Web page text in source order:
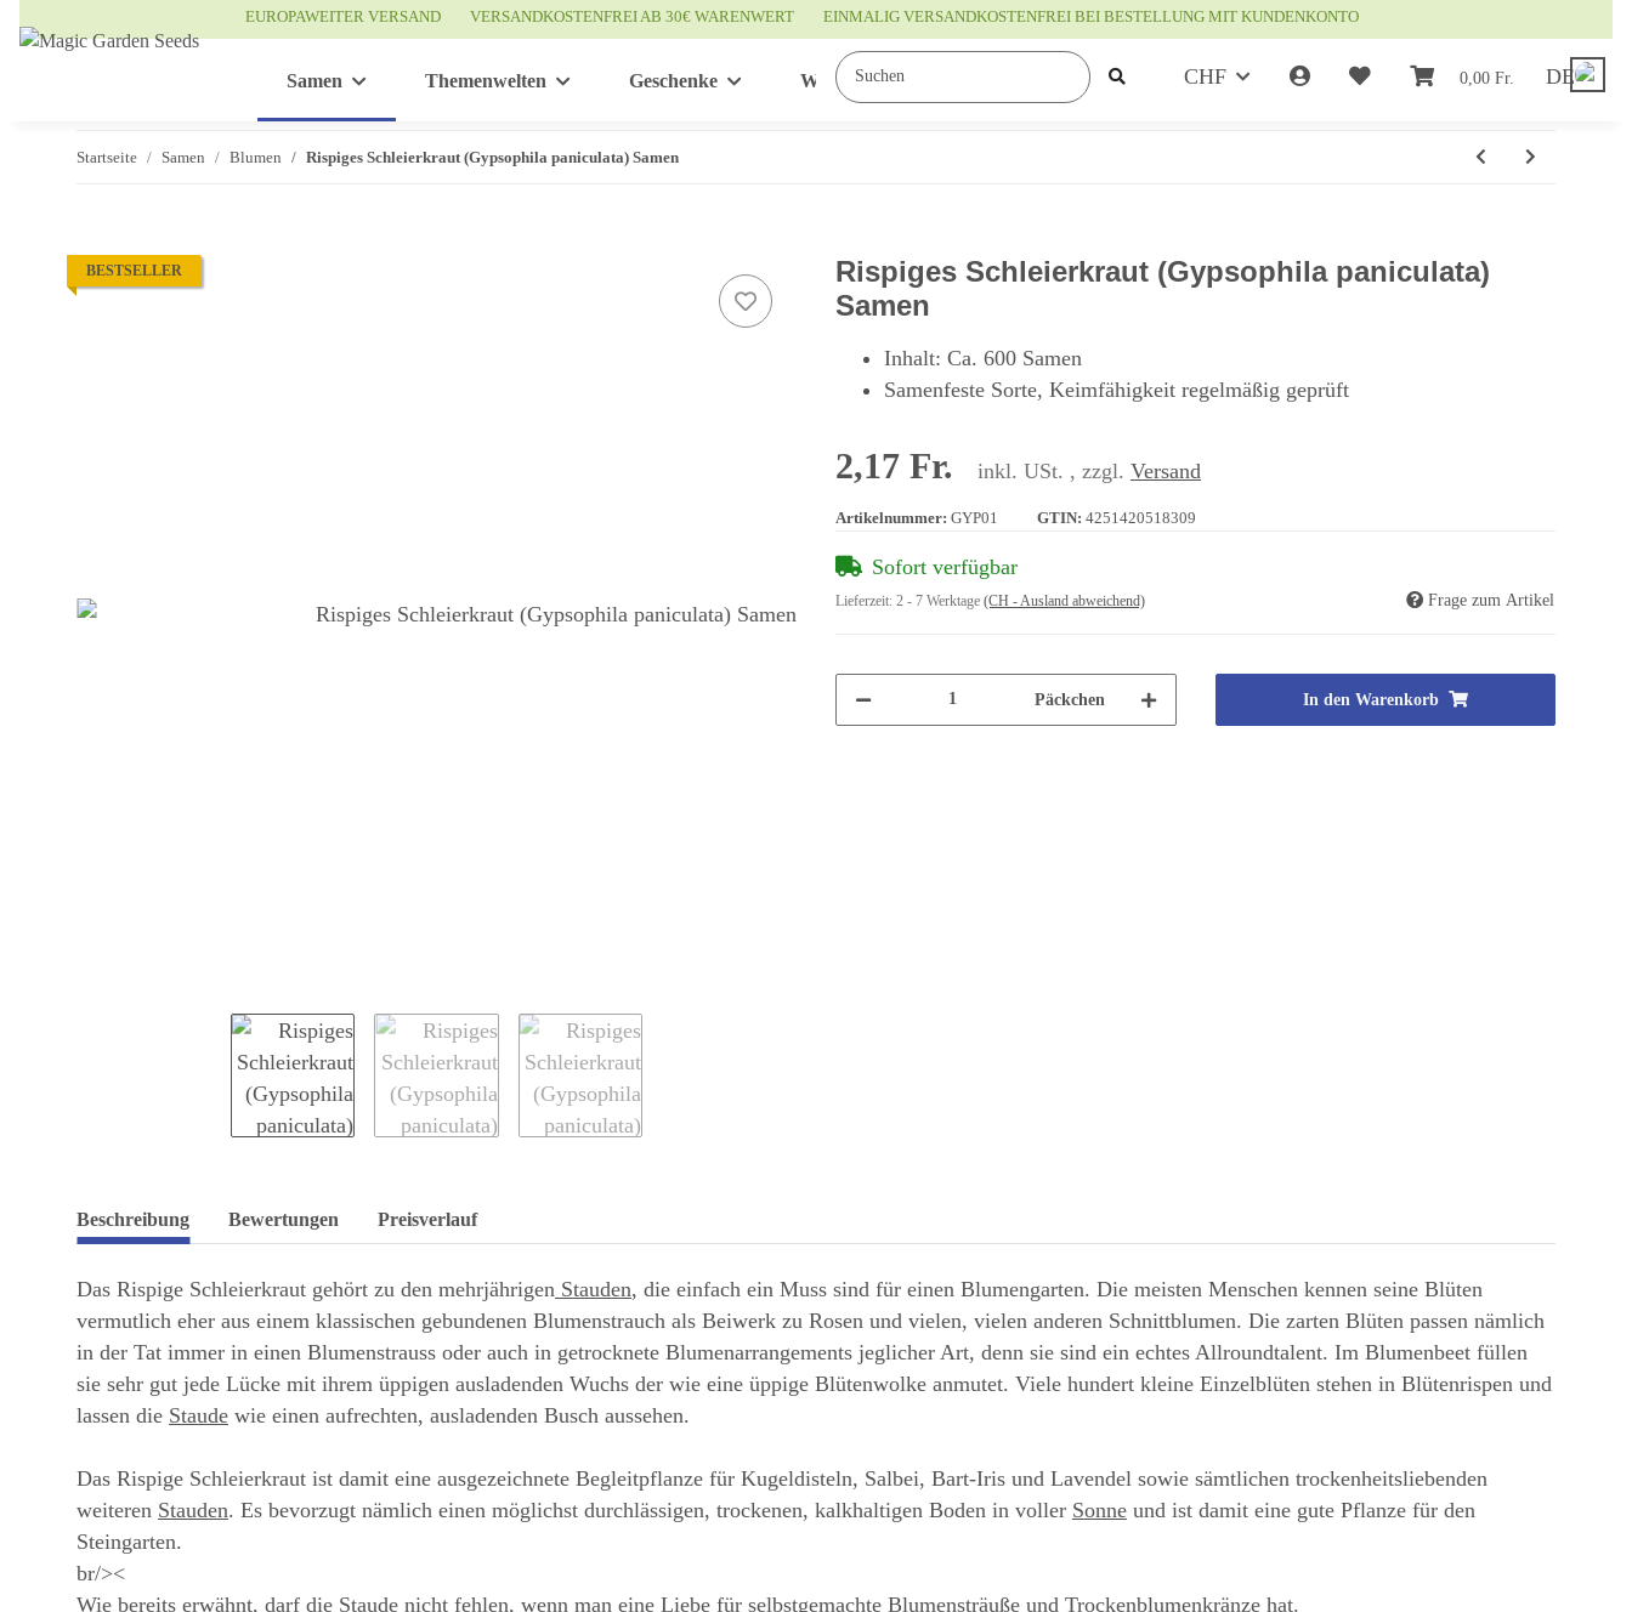
EUROPAWEITER VERSAND VERSANDKOSTENFREI AB 30€ WARENWERT EINMALIG VERSANDKOSTENFREI BEI BESTELLUNG MIT KUNDENKONTO
CHF 0,00 Fr. DE
Samen Themenwelten Geschenke Wissenswertes
Startseite Samen Blumen Rispiges Schleierkraut (Gypsophila paniculata) Samen
BESTSELLER
Rispiges Schleierkraut (Gypsophila paniculata)
Samen
Inhalt: Ca. 600 Samen
Samenfeste Sorte, Keimfähigkeit regelmäßig geprüft
2,17 Fr. inkl. USt. , zzgl. Versand
Artikelnummer: GYP01 GTIN: 4251420518309
Sofort verfügbar
Lieferzeit: 2 - 7 Werktage (CH - Ausland abweichend) Frage zum Artikel
Päckchen In den Warenkorb
Beschreibung Bewertungen Preisverlauf
Das Rispige Schleierkraut gehört zu den mehrjährigen Stauden, die einfach ein Muss sind für einen Blumengarten. Die meisten Menschen kennen seine Blüten
vermutlich eher aus einem klassischen gebundenen Blumenstrauch als Beiwerk zu Rosen und vielen, vielen anderen Schnittblumen. Die zarten Blüten passen nämlich
in der Tat immer in einen Blumenstrauss oder auch in getrocknete Blumenarrangements jeglicher Art, denn sie sind ein echtes Allroundtalent. Im Blumenbeet füllen
sie sehr gut jede Lücke mit ihrem üppigen ausladenden Wuchs der wie eine üppige Blütenwolke anmutet. Viele hundert kleine Einzelblüten stehen in Blütenrispen und
lassen die Staude wie einen aufrechten, ausladenden Busch aussehen.
Das Rispige Schleierkraut ist damit eine ausgezeichnete Begleitpflanze für Kugeldisteln, Salbei, Bart-Iris und Lavendel sowie sämtlichen trockenheitsliebenden
weiteren Stauden. Es bevorzugt nämlich einen möglichst durchlässigen, trockenen, kalkhaltigen Boden in voller Sonne und ist damit eine gute Pflanze für den
Steingarten.
br/><
Wie bereits erwähnt, darf die Staude nicht fehlen, wenn man eine Liebe für selbstgemachte Blumensträuße und Trockenblumenkränze hat.